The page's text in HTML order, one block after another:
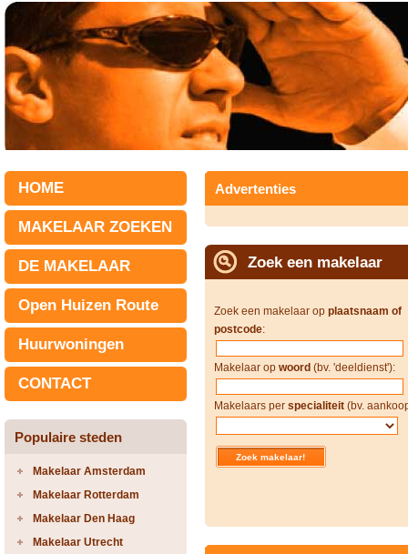
HOME
MAKELAAR ZOEKEN
DE MAKELAAR
Open Huizen Route
Huurwoningen
CONTACT
Populaire steden
Makelaar Amsterdam
Makelaar Rotterdam
Makelaar Den Haag
Makelaar Utrecht
Advertenties
Zoek een makelaar
Zoek een makelaar op plaatsnaam of
postcode:
Makelaar op woord (bv. 'deeldienst'):
Makelaars per specialiteit (bv.